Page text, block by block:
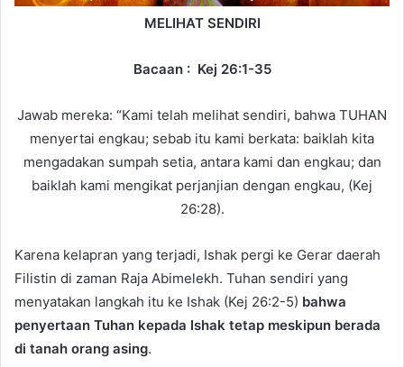
MELIHAT SENDIRI
Bacaan : Kej 26:1-35
Jawab mereka: “Kami telah melihat sendiri, bahwa TUHAN
menyertai engkau; sebab itu kami berkata: baiklah kita
mengadakan sumpah setia, antara kami dan engkau; dan
baiklah kami mengikat perjanjian dengan engkau, (Kej
26:28).
Karena kelapran yang terjadi, Ishak pergi ke Gerar daerah
Filistin di zaman Raja Abimelekh. Tuhan sendiri yang
menyatakan langkah itu ke Ishak (Kej 26:2-5) bahwa
penyertaan Tuhan kepada Ishak tetap meskipun berada
di tanah orang asing.